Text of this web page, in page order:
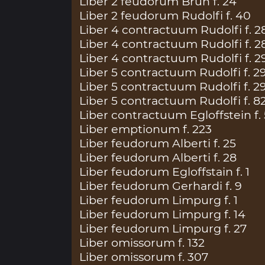
Liber 2 feudorum Rudolfi f. 40
Liber 4 contractuum Rudolfi f.
Liber 4 contractuum Rudolfi f.
Liber 4 contractuum Rudolfi f.
Liber 5 contractuum Rudolfi f.
Liber 5 contractuum Rudolfi f.
Liber 5 contractuum Rudolfi f.
Liber contractuum Egloffstein f.
Liber emptionum f. 223
Liber feudorum Alberti f. 25
Liber feudorum Alberti f. 28
Liber feudorum Egloffstain f. 1
Liber feudorum Gerhardi f. 9
Liber feudorum Limpurg f. 1
Liber feudorum Limpurg f. 14
Liber feudorum Limpurg f. 27
Liber omissorum f. 132
Liber omissorum f. 307